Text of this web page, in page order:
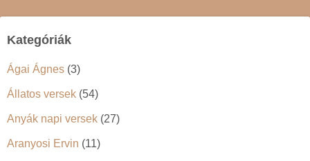
Kategóriák
Ágai Ágnes (3)
Állatos versek (54)
Anyák napi versek (27)
Aranyosi Ervin (11)